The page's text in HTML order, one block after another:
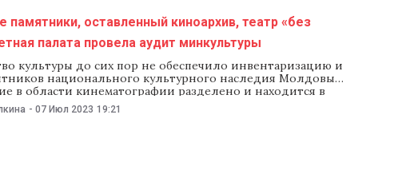
памятники, оставленный киноархив, театр «без
палата провела аудит минкультуры
культуры до сих пор не обеспечило инвентаризацию и
национального культурного наследия Молдовы,
в области кинематографии разделено и находится в
которые не подчиняются минкультуры. К таким
Счетная палата, которая представила аудит
- 07 Июл 2023 19:21